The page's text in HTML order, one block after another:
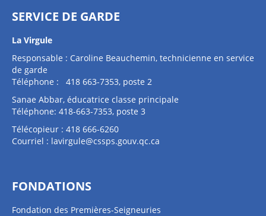
SERVICE DE GARDE
La Virgule
Responsable : Caroline Beauchemin, technicienne en service
de garde
Téléphone : 418 663-7353, poste 2
Sanae Abbar, éducatrice classe principale
Téléphone: 418-663-7353, poste 3
Télécopieur : 418 666-6260
Courriel : lavirgule@cssps.gouv.qc.ca
FONDATIONS
Fondation des Premières-Seigneuries